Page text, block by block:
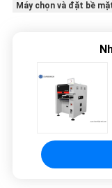
Máy chọn và đặt bề